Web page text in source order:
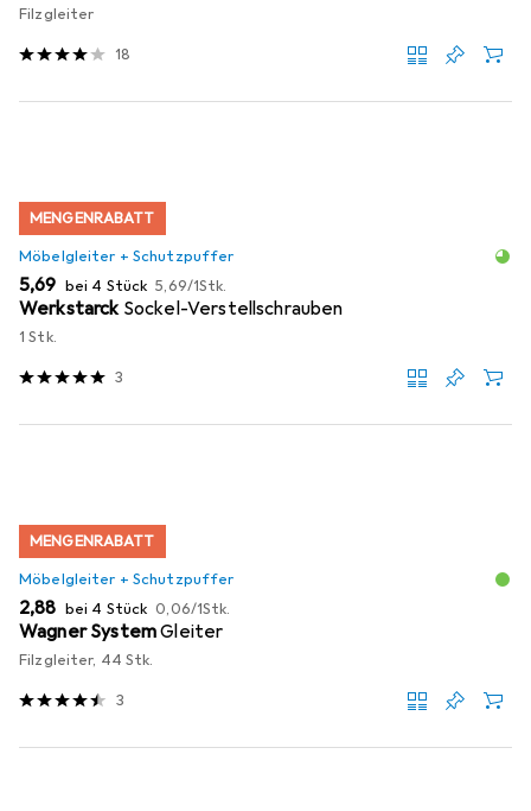
Filzgleiter
18
MENGENRABATT
Möbelgleiter + Schutzpuffer
EUR
5,69 bei 4 Stück EUR
5,69/1Stk.
Werkstarck Sockel-Verstellschrauben
1 Stk.
3
MENGENRABATT
Möbelgleiter + Schutzpuffer
EUR
2,88 bei 4 Stück EUR
0,06/1Stk.
Wagner SystemGleiter
Filzgleiter, 44 Stk.
3